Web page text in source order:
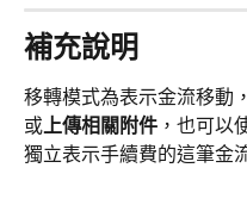
補充說明
移轉模式為表示金流移動
或上傳相關附件 ，也可以
獨立表示手續費的這筆金